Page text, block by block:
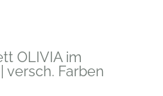
OLIVIA im
versch. Farben